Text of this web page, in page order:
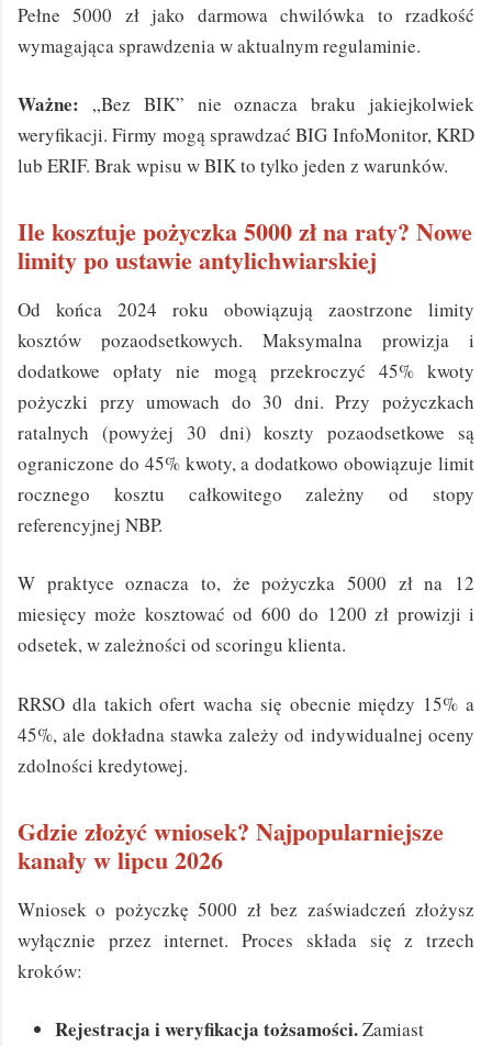
Pełne 5000 zł jako darmowa chwilówka to rzadkość
wymagająca sprawdzenia w aktualnym regulaminie.
Ważne: „Bez BIK” nie oznacza braku jakiejkolwiek
weryfikacji. Firmy mogą sprawdzać BIG InfoMonitor, KRD
lub ERIF. Brak wpisu w BIK to tylko jeden z warunków.
Ile kosztuje pożyczka 5000 zł na raty? Nowe
limity po ustawie antylichwiarskiej
Od końca 2024 roku obowiązują zaostrzone limity
kosztów pozaodsetkowych. Maksymalna prowizja i
dodatkowe opłaty nie mogą przekroczyć 45% kwoty
pożyczki przy umowach do 30 dni. Przy pożyczkach
ratalnych (powyżej 30 dni) koszty pozaodsetkowe są
ograniczone do 45% kwoty, a dodatkowo obowiązuje limit
rocznego kosztu całkowitego zależny od stopy
referencyjnej NBP.
W praktyce oznacza to, że pożyczka 5000 zł na 12
miesięcy może kosztować od 600 do 1200 zł prowizji i
odsetek, w zależności od scoringu klienta.
RRSO dla takich ofert wacha się obecnie między 15% a
45%, ale dokładna stawka zależy od indywidualnej oceny
zdolności kredytowej.
Gdzie złożyć wniosek? Najpopularniejsze
kanały w lipcu 2026
Wniosek o pożyczkę 5000 zł bez zaświadczeń złożysz
wyłącznie przez internet. Proces składa się z trzech
kroków:
Rejestracja i weryfikacja tożsamości.Zamiast